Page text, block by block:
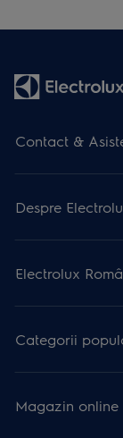
Contact &
Despre
Electrolux
Categorii
Magazin online